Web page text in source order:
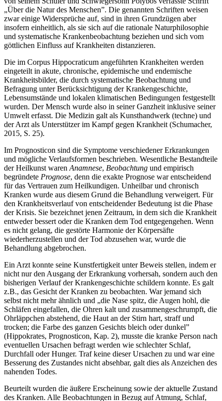
„Über die Natur des Menschen”. Die genannten Schriften weisen
zwar einige Widersprüche auf, sind in ihren Grundzügen aber
insofern einheitlich, als sie sich auf die rationale Naturphilosophie
und systematische Krankenbeobachtung beziehen und sich vom
göttlichen Einfluss auf Krankheiten distanzieren.
Die im Corpus Hippocraticum angeführten Krankheiten werden
eingeteilt in akute, chronische, epidemische und endemische
Krankheitsbilder, die durch systematische Beobachtung und
Befragung unter Berücksichtigung der Krankengeschichte,
Lebensumstände und lokalen klimatischen Bedingungen festgestellt
wurden. Der Mensch wurde also in seiner Ganzheit inklusive seiner
Umwelt erfasst. Die Medizin galt als Kunsthandwerk (techne) und
der Arzt als Unterstützer im Kampf gegen Krankheit (Schumacher,
2015, S. 25).
Im Prognosticon sind die Symptome verschiedener Erkrankungen
und mögliche Verlaufsformen beschrieben. Wesentliche Bestandteile
der Heilkunst waren Anamnese, Beobachtung und empirisch
begründete Prognose, denn die exakte Prognose war entscheidend
für das Vertrauen zum Heilkundigen. Unheilbar und chronisch
Kranken wurde aus diesem Grund die Behandlung verweigert. Für
den Krankheitsverlauf von entscheidender Bedeutung ist die Phase
der Krisis. Sie bezeichnet jenen Zeitraum, in dem sich die Krankheit
entweder bessert oder die Kranken dem Tod entgegengehen. Wenn
es nicht gelang, die gestörte Harmonie der Körpersäfte
wiederherzustellen und der Tod abzusehen war, wurde die
Behandlung abgebrochen.
Ein Arzt konnte seine Kunstfertigkeit unter Beweis stellen, indem er
nicht nur den Ausgang der Erkrankung vorhersah, sondern auch den
bisherigen Verlauf der Krankengeschichte schildern konnte. Es galt
z.B., das Gesicht der Kranken zu beobachten. War jemand sich
selbst nicht mehr ähnlich und „die Nase spitz, die Augen hohl, die
Schläfen eingefallen, die Ohren kalt und zusammengeschrumpft, die
Ohrläppchen abstehend, die Haut an der Stirn hart, straff und
trocken; die Farbe des ganzen Gesichts bleich oder dunkel”
(Hippokrates, Prognosticon, Kap. 2), musste die kranke Person nach
eventuellen Ursachen befragt werden wie schlechter Schlaf,
Durchfall oder Hunger. Traf keine dieser Ursachen zu und war eine
Besserung des Zustandes nicht absehbar, galt dies als Anzeichen des
nahenden Todes.
Beurteilt wurden die äußere Erscheinung sowie der aktuelle Zustand
des Kranken. Alle Beobachtungen in Bezug auf Atmung, Schlaf,